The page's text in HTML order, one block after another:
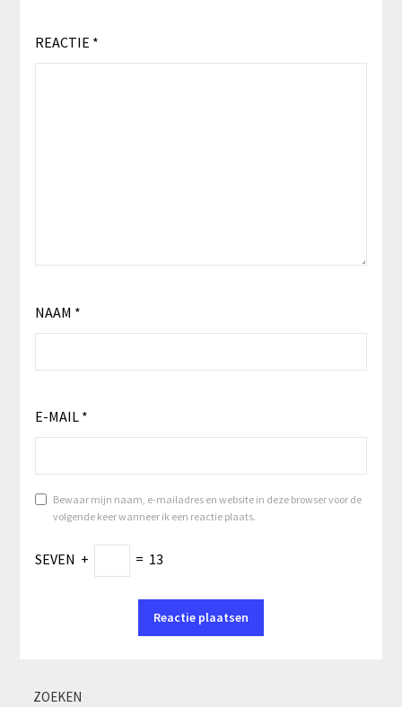
REACTIE *
NAAM *
E-MAIL *
Bewaar mijn naam, e-mailadres en website in deze browser voor de
volgende keer wanneer ik een reactie plaats.
SEVEN + = 13
ZOEKEN